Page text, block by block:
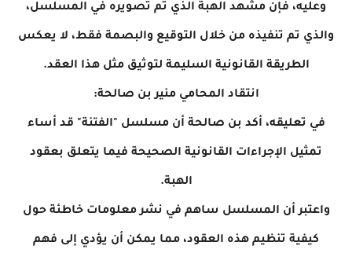
وعليه، فإن مشهد الهبة الذي تم تصويره في المسلسل،
والذي تم تنفيذه من خلال التوقيع والبصمة فقط، لا يعكس
الطريقة القانونية السليمة لتوثيق مثل هذا العقد.
انتقاد المحامي منير بن صالحة:
في تعليقه، أكد بن صالحة أن مسلسل "الفتنة" قد أساء
تمثيل الإجراءات القانونية الصحيحة فيما يتعلق بعقود
الهبة.
واعتبر أن المسلسل ساهم في نشر معلومات خاطئة حول
كيفية تنظيم هذه العقود، مما يمكن أن يؤدي إلى فهم